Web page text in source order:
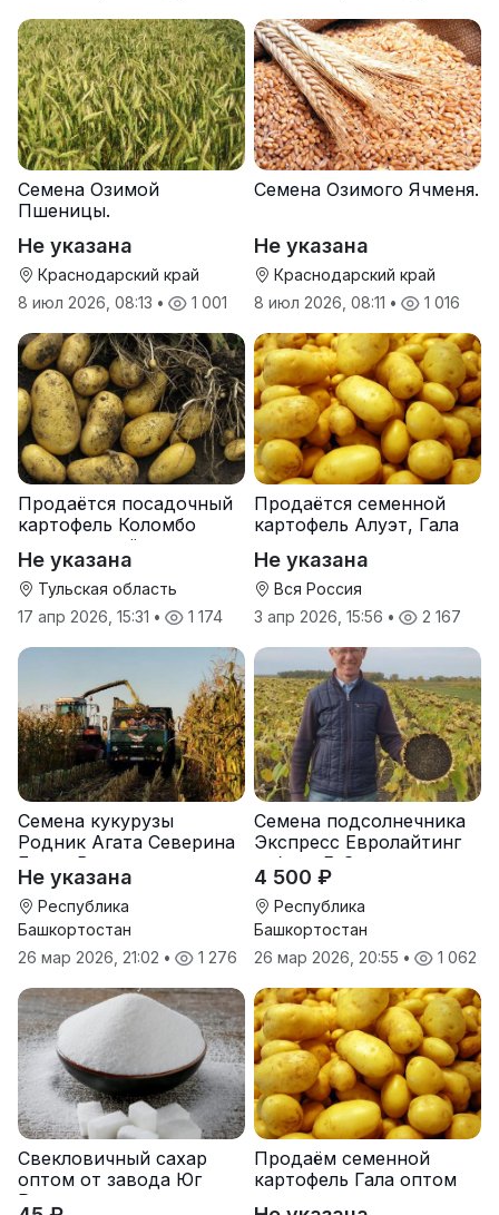
Семена Озимой
Пшеницы.
Не указана
Краснодарский край
8 июл 2026, 08:13 • 1 001
Семена Озимого Ячменя.
Не указана
Краснодарский край
8 июл 2026, 08:11 • 1 016
Продаётся посадочный
картофель Коломбо
оптом от трёх тонн
Не указана
Тульская область
17 апр 2026, 15:31 • 1 174
Продаётся семенной
картофель Алуэт, Гала
Не указана
Вся Россия
3 апр 2026, 15:56 • 2 167
Семена кукурузы
Родник Агата Северина
Берта Вилора
Прохладненский Дарина
Росс Машук Катерина
Не указана
Республика
Башкортостан
26 мар 2026, 21:02 • 1 276
Семена подсолнечника
Экспресс Евролайтинг
гибрид F-G+
4 500 ₽
Республика
Башкортостан
26 мар 2026, 20:55 • 1 062
Свекловичный сахар
оптом от завода Юг
Руси
Продаём семенной
картофель Гала оптом